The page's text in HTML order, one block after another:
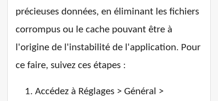
précieuses données, en éliminant les fichiers
corrompus ou le cache pouvant être à
l'origine de l'instabilité de l'application. Pour
ce faire, suivez ces étapes :
Accédez à Réglages > Général >